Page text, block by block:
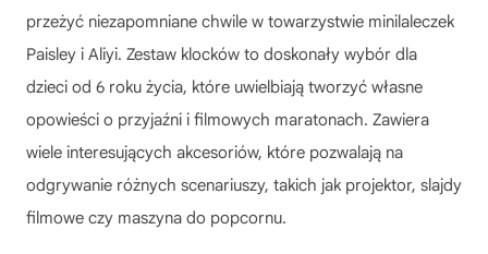
przeżyć niezapomniane chwile w towarzystwie minilaleczek
Paisley i Aliyi. Zestaw klocków to doskonały wybór dla
dzieci od 6 roku życia, które uwielbiają tworzyć własne
opowieści o przyjaźni i filmowych maratonach. Zawiera
wiele interesujących akcesoriów, które pozwalają na
odgrywanie różnych scenariuszy, takich jak projektor, slajdy
filmowe czy maszyna do popcornu.